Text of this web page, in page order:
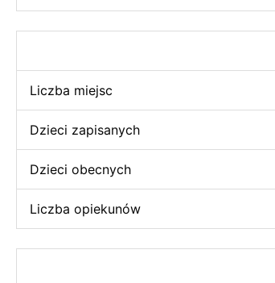
Liczba miejsc
Dzieci zapisanych
Dzieci obecnych
Liczba opiekunów